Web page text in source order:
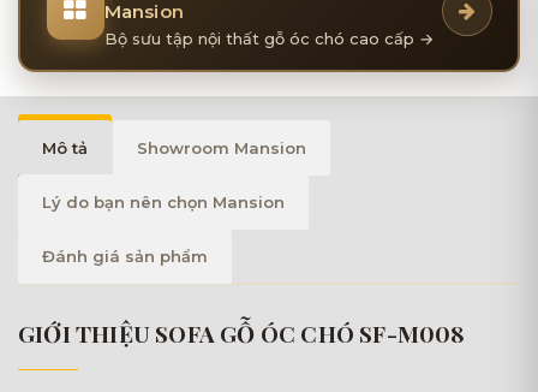
Mansion
Bộ sưu tập nội thất gỗ óc chó cao cấp →
Mô tả Showroom Mansion
Lý do bạn nên chọn Mansion
Đánh giá sản phẩm
GIỚI THIỆU SOFA GỖ ÓC CHÓ SF-M008